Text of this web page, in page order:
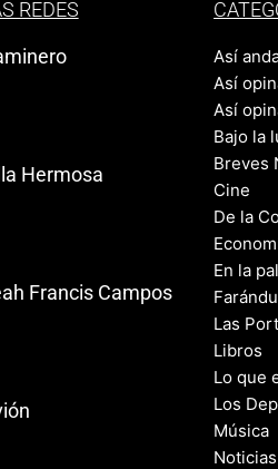
REDES
Hermosa
Francis Campos
Así
Así
Así
Bajo la
Breves
Cine
De la
En la
Las
Libros
Lo que
Los
Música